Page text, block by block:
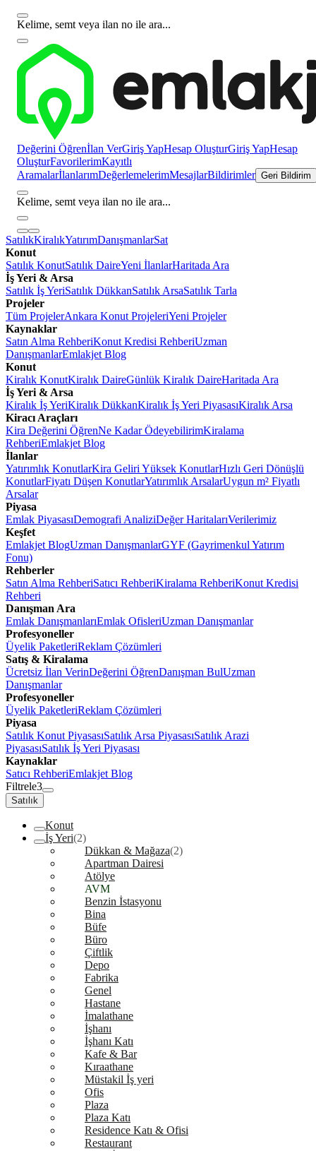
Kelime, semt veya ilan no ile ara...
Değerini Öğrenİlan VerGiriş YapHesap OluşturGiriş YapHesap
OluşturFavorilerimKayıtlı
AramalarİlanlarımDeğerlemelerimMesajlarBildirimler Geri Bildirim
Kelime, semt veya ilan no ile ara...
SatılıkKiralıkYatırımDanışmanlarSat
Konut
Satılık KonutSatılık DaireYeni İlanlarHaritada Ara
İş Yeri & Arsa
Satılık İş YeriSatılık DükkanSatılık ArsaSatılık Tarla
Projeler
Tüm ProjelerAnkara Konut ProjeleriYeni Projeler
Kaynaklar
Satın Alma RehberiKonut Kredisi RehberiUzman
DanışmanlarEmlakjet Blog
Konut
Kiralık KonutKiralık DaireGünlük Kiralık DaireHaritada Ara
İş Yeri & Arsa
Kiralık İş YeriKiralık DükkanKiralık İş Yeri PiyasasıKiralık Arsa
Kiracı Araçları
Kira Değerini ÖğrenNe Kadar ÖdeyebilirimKiralama
RehberiEmlakjet Blog
İlanlar
Yatırımlık KonutlarKira Geliri Yüksek KonutlarHızlı Geri Dönüşlü
KonutlarFiyatı Düşen KonutlarYatırımlık ArsalarUygun m² Fiyatlı
Arsalar
Piyasa
Emlak PiyasasıDemografi AnaliziDeğer HaritalarıVerilerimiz
Keşfet
Emlakjet BlogUzman DanışmanlarGYF (Gayrimenkul Yatırım
Fonu)
Rehberler
Satın Alma RehberiSatıcı RehberiKiralama RehberiKonut Kredisi
Rehberi
Danışman Ara
Emlak DanışmanlarıEmlak OfisleriUzman Danışmanlar
Profesyoneller
Üyelik PaketleriReklam Çözümleri
Satış & Kiralama
Ücretsiz İlan VerinDeğerini ÖğrenDanışman BulUzman
Danışmanlar
Profesyoneller
Üyelik PaketleriReklam Çözümleri
Piyasa
Satılık Konut PiyasasıSatılık Arsa PiyasasıSatılık Arazi
PiyasasıSatılık İş Yeri Piyasası
Kaynaklar
Satıcı RehberiEmlakjet Blog
Filtrele3
Satılık
Konut
İş Yeri(2)
Dükkan & Mağaza(2)
Apartman Dairesi
Atölye
AVM
Benzin İstasyonu
Bina
Büfe
Büro
Çiftlik
Depo
Fabrika
Genel
Hastane
İmalathane
İşhanı
İşhanı Katı
Kafe & Bar
Kıraathane
Müstakil İş yeri
Ofis
Plaza
Plaza Katı
Residence Katı & Ofisi
Restaurant